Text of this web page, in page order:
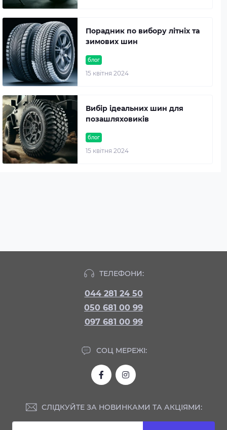
блог
15 квітня 2024
Порадник по вибору літніх та
зимових шин
блог
15 квітня 2024
Вибір ідеальних шин для
позашляховиків
ТЕЛЕФОНИ:
044 281 24 50
050 681 00 99
097 681 00 99
СОЦ МЕРЕЖІ:
СЛІДКУЙТЕ ЗА НОВИНКАМИ ТА АКЦІЯМИ: